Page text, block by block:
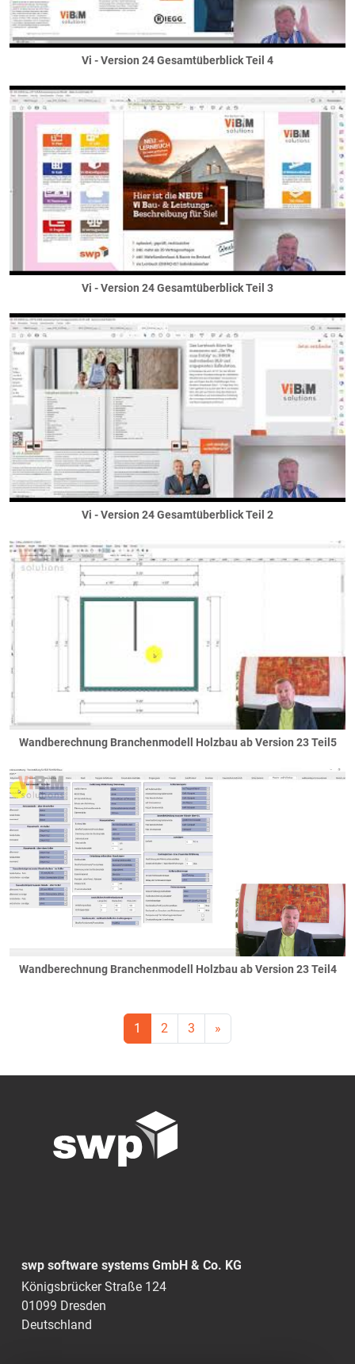
Bauen im Bestand
Vi - Version 24 Gesamtüberblick Teil 4
Vi - Version 24 Gesamtüberblick Teil 3
Vi - Version 24 Gesamtüberblick Teil 2
Wandberechnung Branchenmodell Holzbau ab Version 23 Teil5
Wandberechnung Branchenmodell Holzbau ab Version 23 Teil4
1 2 3 »
swp software systems GmbH & Co. KG
Königsbrücker Straße 124
01099 Dresden
Deutschland